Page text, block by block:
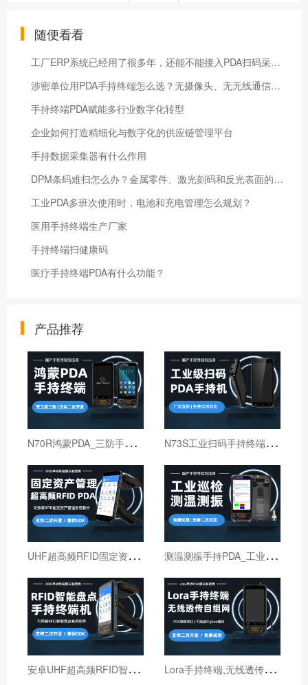
随便看看
工厂ERP系统已经用了很多年，还能不能接入PDA扫码采集？
涉密单位用PDA手持终端怎么选？无摄像头、无无线通信和本地数据管控怎么做
手持终端PDA赋能多行业数字化转型
企业如何打造精细化与数字化的供应链管理平台
手持数据采集器有什么作用
DPM条码难扫怎么办？金属零件、激光刻码和反光表面的工业PDA 扫码测试案例
工业PDA多班次使用时，电池和充电管理怎么规划？
医用手持终端生产厂家
手持终端扫健康码
医疗手持终端PDA有什么功能？
产品推荐
N
70R鸿蒙PDA_三防手持PDA终端_国产鸿蒙手持终端 N
73S工业扫码手持终端｜6寸仓库出入库PDA扫码枪
U
HF超高频RFID固定资产管理手持终端机 测
温测振手持PDA_工业巡检手持终端机_红外线测温PDA
安
卓UHF超高频RFID智能盘点手持终端设备 L
ora手持终端,无线透传自组网pda,高性能Lora智能巡检机